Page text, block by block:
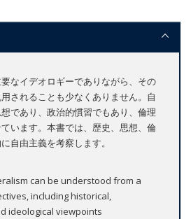
なイデオロギーでありながら、その
されることも少なくありません。自
であり、政治的慣習でもあり、倫理
います。本書では、歴史、思想、倫
自由主義を考察します。
can be understood from a
including historical,
ideological viewpoints